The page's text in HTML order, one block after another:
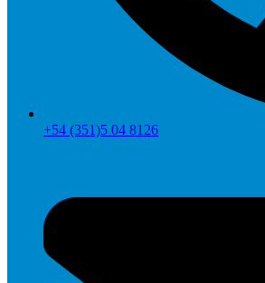
+54 (351)5 04 8126